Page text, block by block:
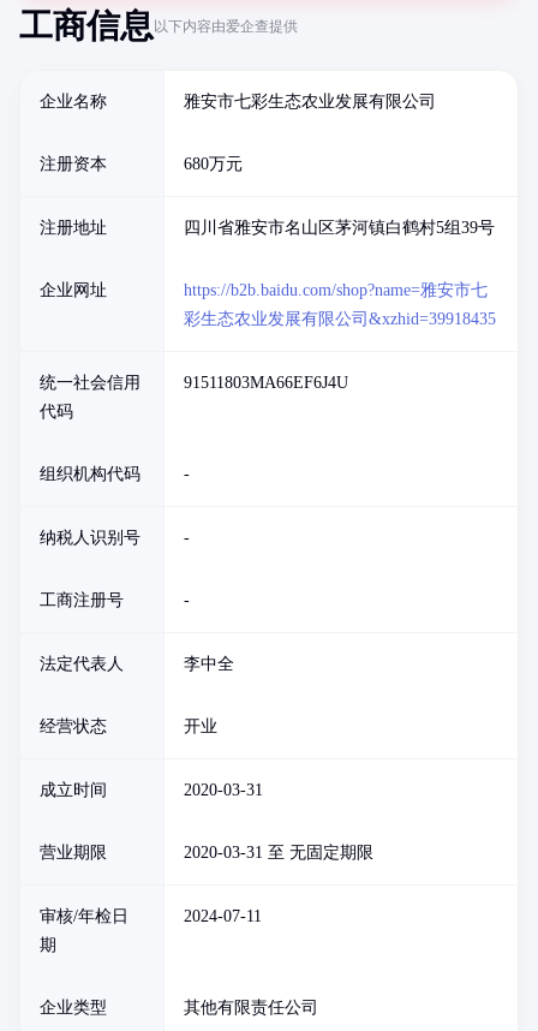
工商信息以下内容由爱企查提供
企业名称 雅安市七彩生态农业发展有限公司
注册资本 680万元
注册地址 四川省雅安市名山区茅河镇白鹤村5组39号
企业网址
https://b2b.baidu.com/shop?name=雅安市七
彩生态农业发展有限公司&xzhid=39918435
统一社会信用
代码
91511803MA66EF6J4U
组织机构代码 -
纳税人识别号 -
工商注册号 -
法定代表人 李中全
经营状态 开业
成立时间 2020-03-31
营业期限 2020-03-31 至 无固定期限
审核/年检日
期
2024-07-11
企业类型 其他有限责任公司